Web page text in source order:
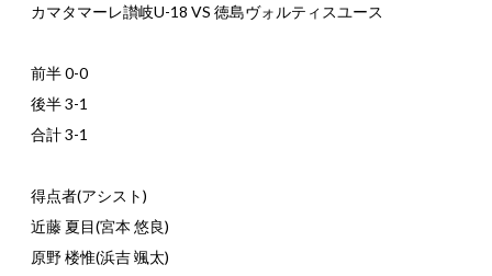
カマタマーレ讃岐U-18 VS 徳島ヴォルティスユース
前半 0-0
後半 3-1
合計 3-1
得点者(アシスト)
近藤 夏目(宮本 悠良)
原野 楼惟(浜吉 颯太)